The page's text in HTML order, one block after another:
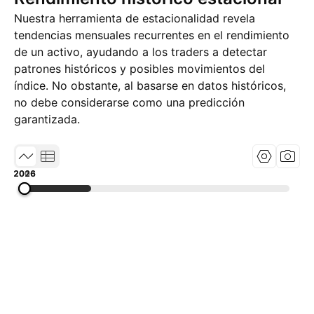
Nuestra herramienta de estacionalidad revela
tendencias mensuales recurrentes en el rendimiento
de un activo, ayudando a los traders a detectar
patrones históricos y posibles movimientos del
índice. No obstante, al basarse en datos históricos,
no debe considerarse como una predicción
garantizada.
2006
2016
2026